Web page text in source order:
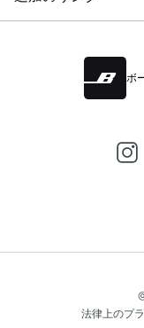
ボ
法律上のプ